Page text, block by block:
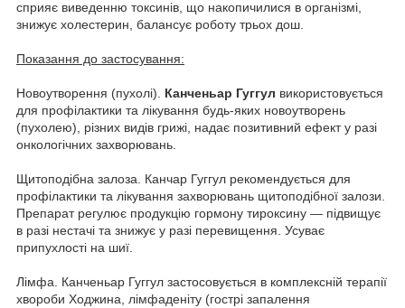
сприяє виведенню токсинів, що накопичилися в організмі,
знижує холестерин, балансує роботу трьох дош.
Показання до застосування:
Новоутворення (пухолі). Канченьар Гуггул використовується
для профілактики та лікування будь-яких новоутворень
(пухолею), різних видів грижі, надає позитивний ефект у разі
онкологічних захворювань.
Щитоподібна залоза. Канчар Гуггул рекомендується для
профілактики та лікування захворювань щитоподібної залози.
Препарат регулює продукцію гормону тироксину — підвищує
в разі нестачі та знижує у разі перевищення. Усуває
припухлості на шиї.
Лімфа. Канченьар Гуггул застосовується в комплексній терапії
хвороби Ходжина, лімфаденіту (гострі запалення